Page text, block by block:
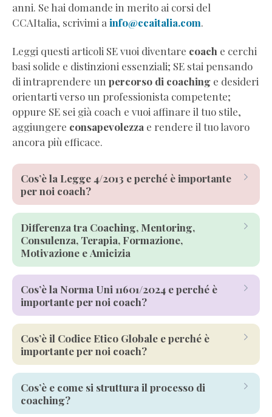
anni. Se hai domande in merito ai corsi del
CCAItalia, scrivimi a info@ccaitalia.com.
Leggi questi articoli SE vuoi diventare coach e cerchi
basi solide e distinzioni essenziali; SE stai pensando
di intraprendere un percorso di coaching e desideri
orientarti verso un professionista competente;
oppure SE sei già coach e vuoi affinare il tuo stile,
aggiungere consapevolezza e rendere il tuo lavoro
ancora più efficace.
Cos’è la Legge 4/2013 e perché è importante
per noi coach?
professioni
formatori
autonomia
responsabilità
trasparenza
Differenza tra Coaching, Mentoring,
Consulenza, Terapia, Formazione,
Motivazione e Amicizia
autonomia
mentoring
competenze
responsabilità
Cos’è la Norma Uni 11601/2024 e perché è
importante per noi coach?
coaching coach coachee
competenze
autonomia
Cos’è il Codice Etico Globale e perché è
importante per noi coach?
responsabilità trasparenza
Cos’è e come si struttura il processo di
coaching?